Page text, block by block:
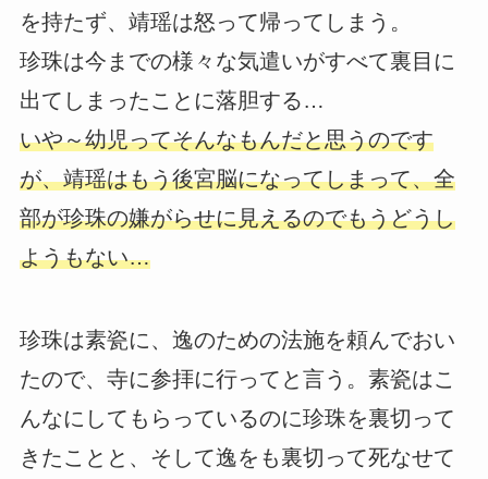
を持たず、靖瑶は怒って帰ってしまう。
珍珠は今までの様々な気遣いがすべて裏目に
出てしまったことに落胆する…
いや～幼児ってそんなもんだと思うのです
が、靖瑶はもう後宮脳になってしまって、全
部が珍珠の嫌がらせに見えるのでもうどうし
ようもない…
珍珠は素瓷に、逸のための法施を頼んでおい
たので、寺に参拝に行ってと言う。素瓷はこ
んなにしてもらっているのに珍珠を裏切って
きたことと、そして逸をも裏切って死なせて